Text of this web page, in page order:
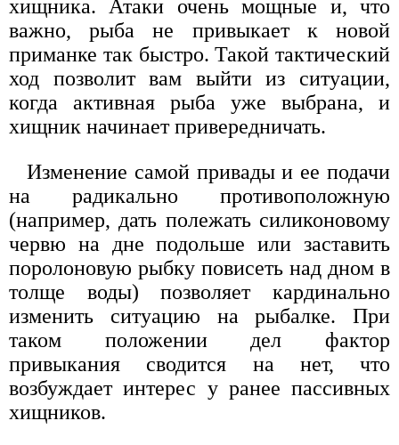
хищника. Атаки очень мощные и, что
важно, рыба не привыкает к новой
приманке так быстро. Такой тактический
ход позволит вам выйти из ситуации,
когда активная рыба уже выбрана, и
хищник начинает привередничать.
Изменение самой привады и ее подачи
на радикально противоположную
(например, дать полежать силиконовому
червю на дне подольше или заставить
поролоновую рыбку повисеть над дном в
толще воды) позволяет кардинально
изменить ситуацию на рыбалке. При
таком положении дел фактор
привыкания сводится на нет, что
возбуждает интерес у ранее пассивных
хищников.